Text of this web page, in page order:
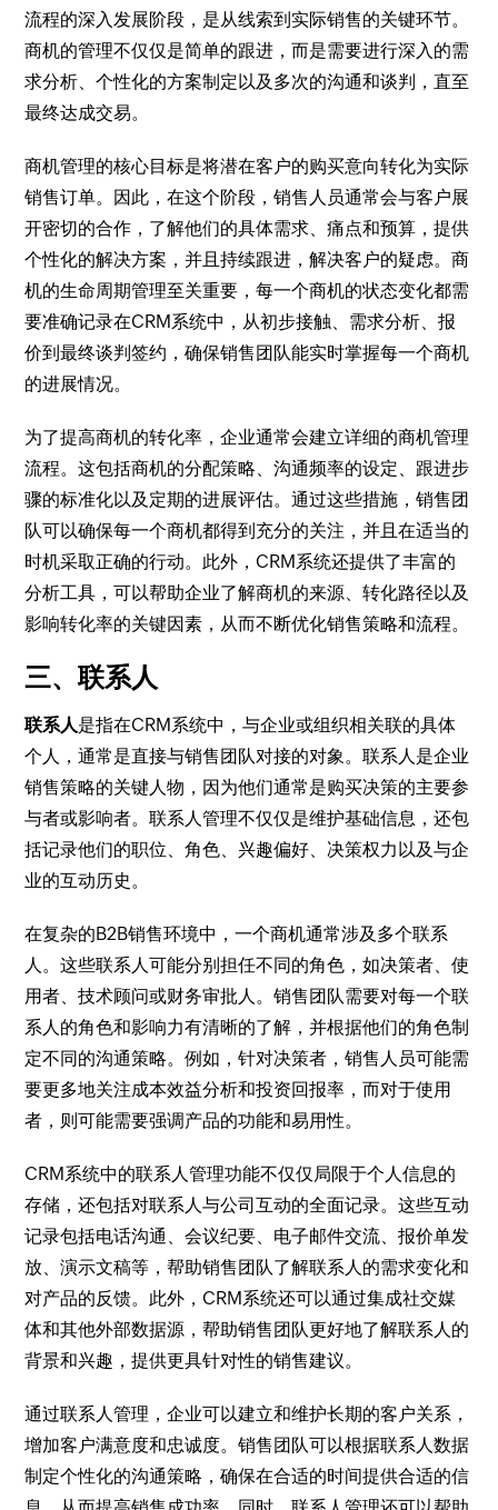
流程的深入发展阶段，是从线索到实际销售的关键环节。
商机的管理不仅仅是简单的跟进，而是需要进行深入的需
求分析、个性化的方案制定以及多次的沟通和谈判，直至
最终达成交易。
商机管理的核心目标是将潜在客户的购买意向转化为实际
销售订单。因此，在这个阶段，销售人员通常会与客户展
开密切的合作，了解他们的具体需求、痛点和预算，提供
个性化的解决方案，并且持续跟进，解决客户的疑虑。商
机的生命周期管理至关重要，每一个商机的状态变化都需
要准确记录在CRM系统中，从初步接触、需求分析、报
价到最终谈判签约，确保销售团队能实时掌握每一个商机
的进展情况。
为了提高商机的转化率，企业通常会建立详细的商机管理
流程。这包括商机的分配策略、沟通频率的设定、跟进步
骤的标准化以及定期的进展评估。通过这些措施，销售团
队可以确保每一个商机都得到充分的关注，并且在适当的
时机采取正确的行动。此外，CRM系统还提供了丰富的
分析工具，可以帮助企业了解商机的来源、转化路径以及
影响转化率的关键因素，从而不断优化销售策略和流程。
三、联系人
联系人是指在CRM系统中，与企业或组织相关联的具体
个人，通常是直接与销售团队对接的对象。联系人是企业
销售策略的关键人物，因为他们通常是购买决策的主要参
与者或影响者。联系人管理不仅仅是维护基础信息，还包
括记录他们的职位、角色、兴趣偏好、决策权力以及与企
业的互动历史。
在复杂的B2B销售环境中，一个商机通常涉及多个联系
人。这些联系人可能分别担任不同的角色，如决策者、使
用者、技术顾问或财务审批人。销售团队需要对每一个联
系人的角色和影响力有清晰的了解，并根据他们的角色制
定不同的沟通策略。例如，针对决策者，销售人员可能需
要更多地关注成本效益分析和投资回报率，而对于使用
者，则可能需要强调产品的功能和易用性。
CRM系统中的联系人管理功能不仅仅局限于个人信息的
存储，还包括对联系人与公司互动的全面记录。这些互动
记录包括电话沟通、会议纪要、电子邮件交流、报价单发
放、演示文稿等，帮助销售团队了解联系人的需求变化和
对产品的反馈。此外，CRM系统还可以通过集成社交媒
体和其他外部数据源，帮助销售团队更好地了解联系人的
背景和兴趣，提供更具针对性的销售建议。
通过联系人管理，企业可以建立和维护长期的客户关系，
增加客户满意度和忠诚度。销售团队可以根据联系人数据
制定个性化的沟通策略，确保在合适的时间提供合适的信